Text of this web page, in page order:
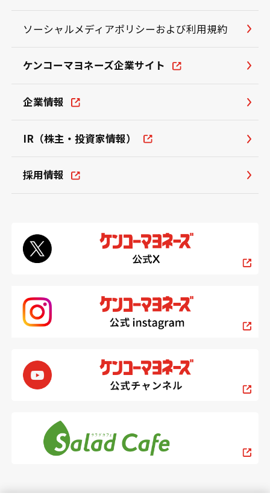
ソーシャルメディアポリシーおよび利用規約
ケンコーマヨネーズ企業サイト
企業情報
IR（株主・投資家情報）
採用情報